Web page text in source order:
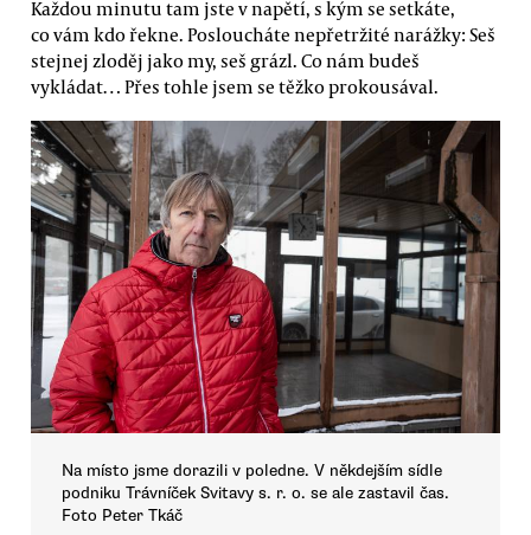
Každou minutu tam jste v napětí, s kým se setkáte,
co vám kdo řekne. Posloucháte nepřetržité narážky: Seš
stejnej zloděj jako my, seš grázl. Co nám budeš
vykládat… Přes tohle jsem se těžko prokousával.
Na místo jsme dorazili v poledne. V někdejším sídle
podniku Trávníček Svitavy s. r. o. se ale zastavil čas.
Foto Peter Tkáč